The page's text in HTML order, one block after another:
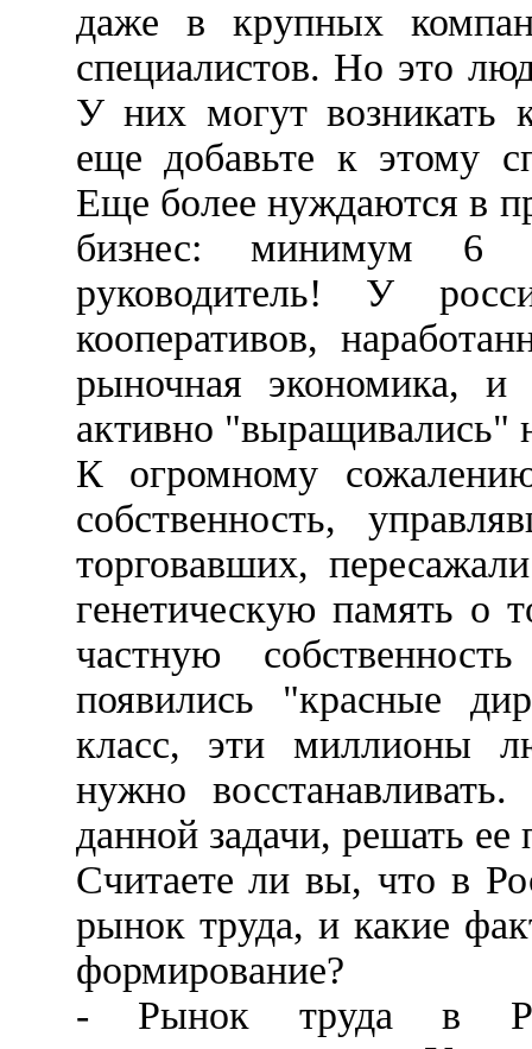
даже в крупных
специалистов. Но это
У них могут возникать
еще добавьте к этому
Еще более нуждаются в
бизнес: минимум 6
руководитель! У
кооперативов,
рыночная экономика,
активно "выращивались"
К огромному
собственность,
торговавших,
генетическую память о
частную
появились "красные
класс, эти миллионы
нужно
данной задачи, решать ее
Считаете ли вы, что в
рынок труда, и какие
формирование?
- Рынок труда в